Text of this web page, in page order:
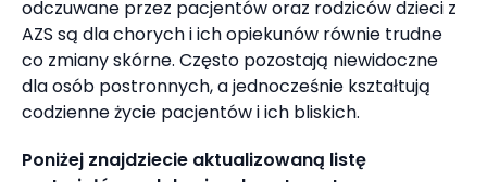
odczuwane przez pacjentów oraz rodziców dzieci z
AZS są dla chorych i ich opiekunów równie trudne
co zmiany skórne. Często pozostają niewidoczne
dla osób postronnych, a jednocześnie kształtują
codzienne życie pacjentów i ich bliskich.
Poniżej znajdziecie aktualizowaną listę